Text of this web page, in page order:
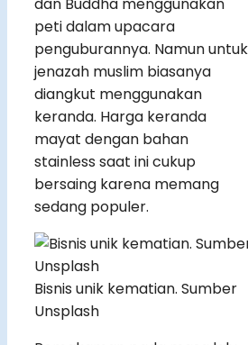
dan Buddha menggunakan
peti dalam upacara
penguburannya. Namun untuk
jenazah muslim biasanya
diangkut menggunakan
keranda. Harga keranda
mayat dengan bahan
stainless saat ini cukup
bersaing karena memang
sedang populer.
Bisnis unik kematian. Sumber
Unsplash